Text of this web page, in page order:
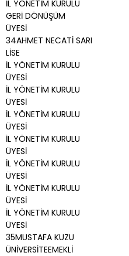
İL YÖNETİM KURULU
GERİ DÖNÜŞÜM
ÜYESİ
34AHMET NECATİ SARI
LİSE
İL YÖNETİM KURULU
ÜYESİ
İL YÖNETİM KURULU
ÜYESİ
İL YÖNETİM KURULU
ÜYESİ
İL YÖNETİM KURULU
ÜYESİ
İL YÖNETİM KURULU
ÜYESİ
İL YÖNETİM KURULU
ÜYESİ
İL YÖNETİM KURULU
ÜYESİ
35MUSTAFA KUZU
ÜNİVERSİTEEMEKLİ